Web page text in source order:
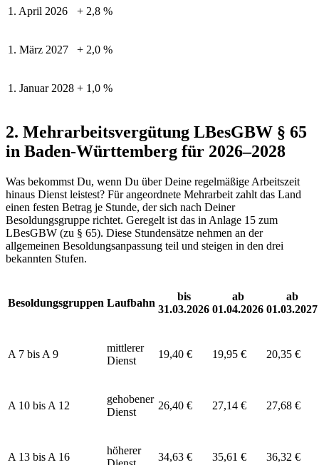
1. April 2026 + 2,8 %
1. März 2027 + 2,0 %
1. Januar 2028 + 1,0 %
2. Mehrarbeitsvergütung LBesGBW § 65
in Baden-Württemberg für 2026–2028
Was bekommst Du, wenn Du über Deine regelmäßige Arbeitszeit
hinaus Dienst leistest? Für angeordnete Mehrarbeit zahlt das Land
einen festen Betrag je Stunde, der sich nach Deiner
Besoldungsgruppe richtet. Geregelt ist das in Anlage 15 zum
LBesGBW (zu § 65). Diese Stundensätze nehmen an der
allgemeinen Besoldungsanpassung teil und steigen in den drei
bekannten Stufen.
Besoldungsgruppen Laufbahn
bis
31.03.2026
ab
01.04.2026
ab
01.03.2027
A 7 bis A 9
mittlerer
Dienst
19,40 € 19,95 € 20,35 €
A 10 bis A 12
gehobener
Dienst
26,40 € 27,14 € 27,68 €
A 13 bis A 16
höherer
34,63 € 35,61 € 36,32 €